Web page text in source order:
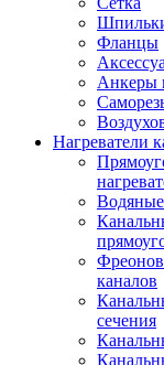
Фланцы
Анкеры
Нагреватели
каналов
сечения